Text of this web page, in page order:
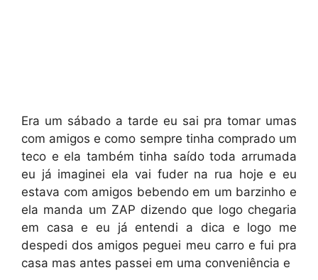
Era um sábado a tarde eu sai pra tomar umas
com amigos e como sempre tinha comprado um
teco e ela também tinha saído toda arrumada
eu já imaginei ela vai fuder na rua hoje e eu
estava com amigos bebendo em um barzinho e
ela manda um ZAP dizendo que logo chegaria
em casa e eu já entendi a dica e logo me
despedi dos amigos peguei meu carro e fui pra
casa mas antes passei em uma conveniência e